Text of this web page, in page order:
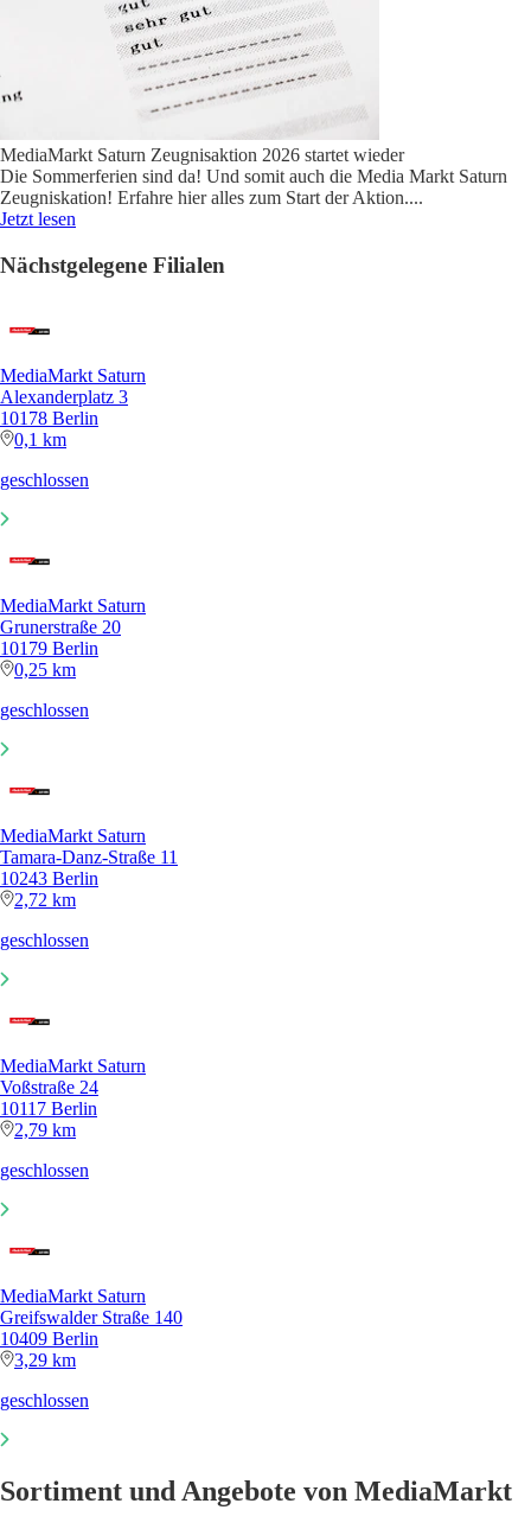
MediaMarkt Saturn Zeugnisaktion 2026 startet wieder
Die Sommerferien sind da! Und somit auch die Media Markt Saturn
Zeugniskation! Erfahre hier alles zum Start der Aktion....
Jetzt lesen
Nächstgelegene Filialen
MediaMarkt Saturn
Alexanderplatz 3
10178 Berlin
0,1 km
geschlossen
MediaMarkt Saturn
Grunerstraße 20
10179 Berlin
0,25 km
geschlossen
MediaMarkt Saturn
Tamara-Danz-Straße 11
10243 Berlin
2,72 km
geschlossen
MediaMarkt Saturn
Voßstraße 24
10117 Berlin
2,79 km
geschlossen
MediaMarkt Saturn
Greifswalder Straße 140
10409 Berlin
3,29 km
geschlossen
Sortiment und Angebote von MediaMarkt